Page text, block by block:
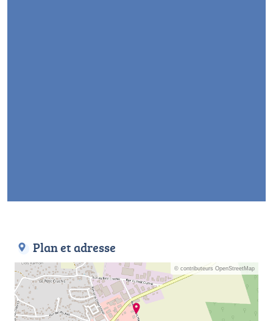
Plan et adresse
© contributeurs OpenStreetMap